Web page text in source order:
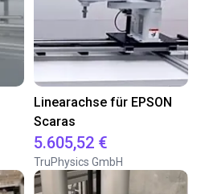
Linearachse für EPSON
Scaras
5.605,52 €
TruPhysics GmbH